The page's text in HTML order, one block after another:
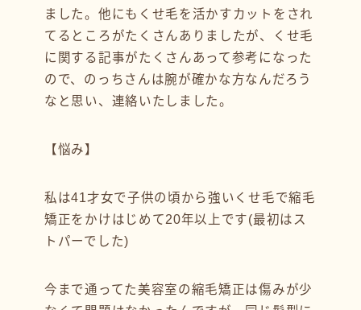
ました。他にもくせ毛を活かすカットをされ
てるところがたくさんありましたが、くせ毛
に関する記事がたくさんあって参考になった
ので、のっちさんは腕が確かな方なんだろう
なと思い、連絡いたしました。
【悩み】
私は41才女で子供の頃から強いくせ毛で縮毛
矯正をかけはじめて20年以上です(最初はス
トパーでした)
今まで通ってた美容室の縮毛矯正は傷みが少